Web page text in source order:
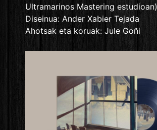
Ultramarinos Mastering estudioan)
Diseinua: Ander Xabier Tejada
Ahotsak eta koruak: Jule Goñi